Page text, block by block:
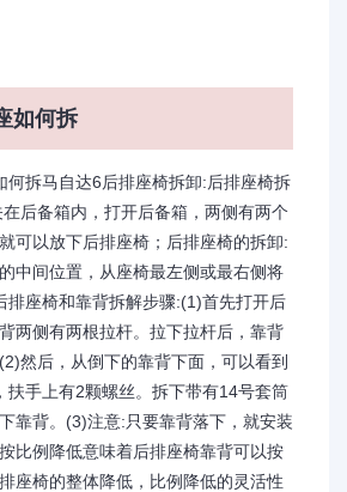
如何拆
拆马自达6后排座椅拆卸:后排座椅拆
后备箱内，打开后备箱，两侧有两个
可以放下后排座椅；后排座椅的拆卸:
中间位置，从座椅最左侧或最右侧将
排座椅和靠背拆解步骤:(1)首先打开后
两侧有两根拉杆。拉下拉杆后，靠背
然后，从倒下的靠背下面，可以看到
扶手上有2颗螺丝。拆下带有14号套筒
靠背。(3)注意:只要靠背落下，就安装
比例降低意味着后排座椅靠背可以按
座椅的整体降低，比例降低的灵活性